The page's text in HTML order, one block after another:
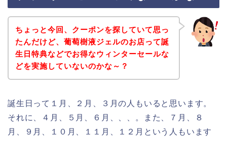
ちょっと今回、クーポンを探していて思っ
たんだけど、葡萄樹液ジェルのお店って誕
生日特典などでお得なウィンターセールな
どを実施していないのかな～？
誕生日って１月、２月、３月の人もいると思います。
それに、４月、５月、６月、、、。また、７月、８
月、９月、１０月、１１月、１２月という人もいます